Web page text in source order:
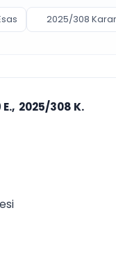
2025/308 Karar
2025/308 K.